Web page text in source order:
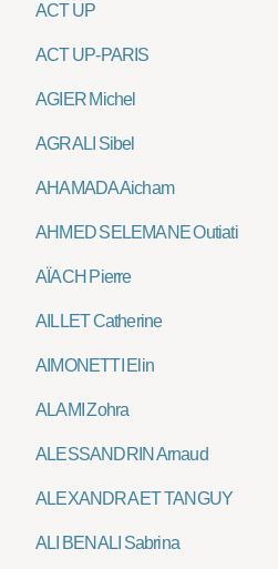
ACT UP
ACT UP-PARIS
AGIER Michel
AGRALI Sibel
AHAMADA Aicham
AHMED SELEMANE Outiati
AÏACH Pierre
AILLET Catherine
AIMONETTI Elin
ALAMI Zohra
ALESSANDRIN Arnaud
ALEXANDRA ET TANGUY
ALI BENALI Sabrina